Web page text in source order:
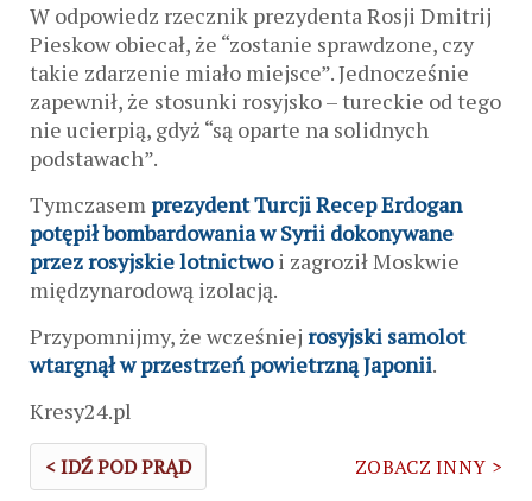
W odpowiedz rzecznik prezydenta Rosji Dmitrij
Pieskow obiecał, że “zostanie sprawdzone, czy
takie zdarzenie miało miejsce”. Jednocześnie
zapewnił, że stosunki rosyjsko – tureckie od tego
nie ucierpią, gdyż “są oparte na solidnych
podstawach”.
Tymczasemprezydent Turcji Recep Erdogan
potępił bombardowania w Syrii dokonywane
przez rosyjskie lotnictwoi zagroził Moskwie
międzynarodową izolacją.
Przypomnijmy, że wcześniej rosyjski samolot
wtargnął w przestrzeń powietrzną Japonii.
Kresy24.pl
< IDŹ POD PRĄD ZOBACZ INNY >